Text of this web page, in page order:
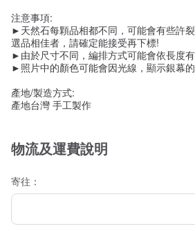
注意事項:
►天然石每顆品相都不同，可能會有些許
選品相佳者，請確定能接受再下標!
►由於尺寸不同，編排方式可能會依長度
►照片中的顏色可能會因光線，顯示銀幕
產地/製造方式:
產地台灣 手工製作
物流及運費說明
寄往：